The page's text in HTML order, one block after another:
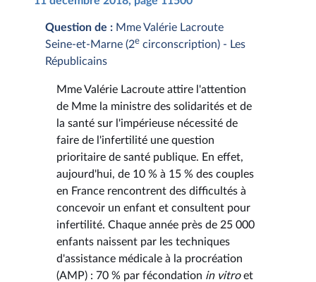
Question de : Mme Valérie Lacroute
Seine-et-Marne (2e circonscription) - Les
Républicains
Mme Valérie Lacroute attire l'attention
de Mme la ministre des solidarités et de
la santé sur l'impérieuse nécessité de
faire de l'infertilité une question
prioritaire de santé publique. En effet,
aujourd'hui, de 10 % à 15 % des couples
en France rencontrent des difficultés à
concevoir un enfant et consultent pour
infertilité. Chaque année près de 25 000
enfants naissent par les techniques
d'assistance médicale à la procréation
(AMP) : 70 % par fécondation in vitroet